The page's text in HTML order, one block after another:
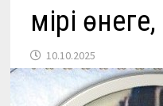
Өмірі
10.10.2025